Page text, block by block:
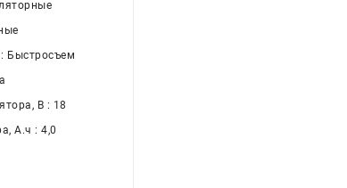
Быстросъем
В : 18
А.ч : 4,0